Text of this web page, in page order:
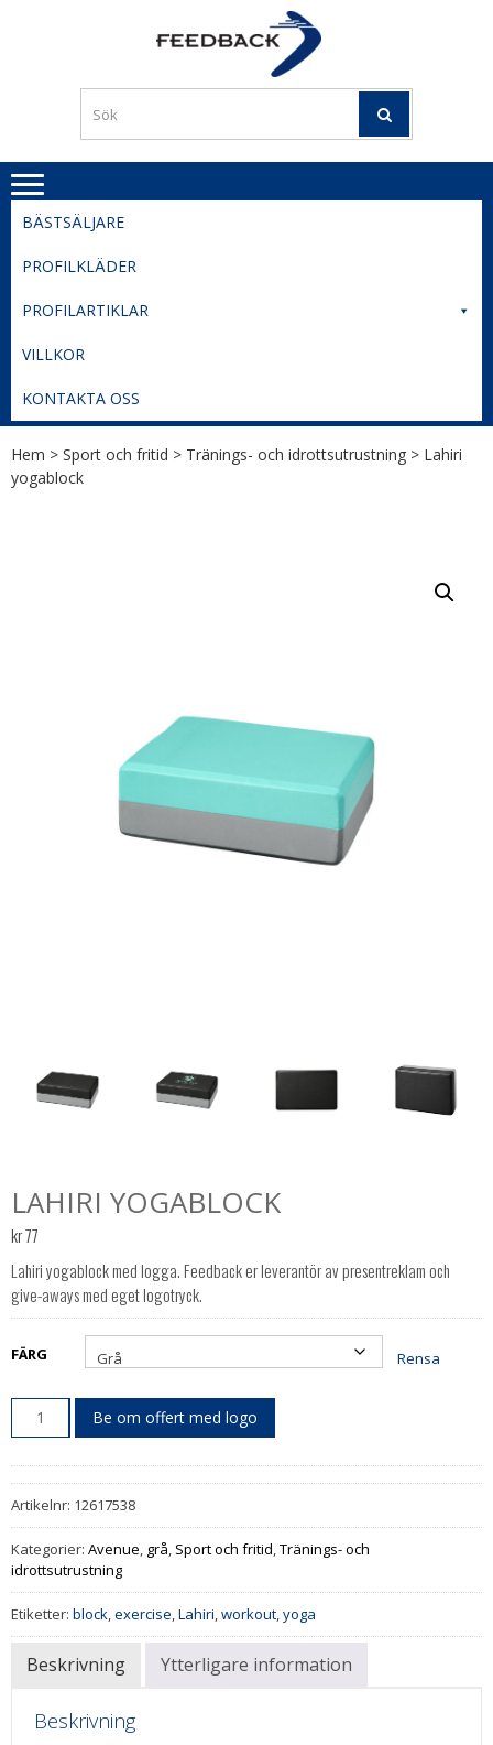
TIL
BESTE
PRISER
BÄSTSÄLJARE
PROFILKLÄDER
PROFILARTIKLAR
VILLKOR
KONTAKTA OSS
Hem > Sport och fritid > Tränings- och idrottsutrustning > Lahiri
yogablock
LAHIRI YOGABLOCK
kr77
Lahiri yogablock med logga. Feedback er leverantör av presentreklam och
give-aways med eget logotryck.
FÄRG Rensa
Be om offert med logo
Artikelnr: 12617538
Kategorier: Avenue grå Sport och fritid Tränings- och
idrottsutrustning
Etiketter: block exercise Lahiri workout yoga
Beskrivning Ytterligare information
Beskrivning